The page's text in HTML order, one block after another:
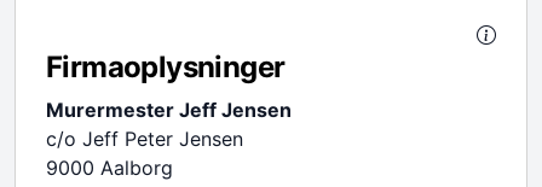
Firmaoplysninger
Murermester Jeff Jensen
c/o Jeff Peter Jensen
9000 Aalborg